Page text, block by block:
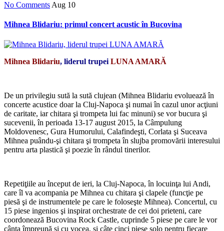
No Comments Aug 10
Mihnea Blidariu: primul concert acustic în Bucovina
Mihnea Blidariu, liderul trupei LUNA AMARĂ
De un privilegiu sută la sută clujean (Mihnea Blidariu evoluează în
concerte acustice doar la Cluj-Napoca şi numai în cazul unor acţiuni
de caritate, iar chitara şi trompeta lui fac minuni) se vor bucura şi
sucevenii, în perioada 13-17 august 2015, la Câmpulung
Moldovenesc, Gura Humorului, Calafindeşti, Corlata şi Suceava
Mihnea puându-şi chitara şi trompeta în slujba promovării interesului
pentru arta plastică şi poezie în rândul tinerilor.
Repetiţiile au început de ieri, la Cluj-Napoca, în locuinţa lui Andi,
care îl va acompania pe Mihnea cu chitara şi clapele (funcţie pe
piesă şi de instrumentele pe care le foloseşte Mihnea). Concertul, cu
15 piese ingenios şi inspirat orchestrate de cei doi prieteni, care
coordonează Bucovina Rock Castle, cuprinde 5 piese pe care le vor
cânta împreună şi cu vocea, şi câte cinci piese solo pentru fiecare